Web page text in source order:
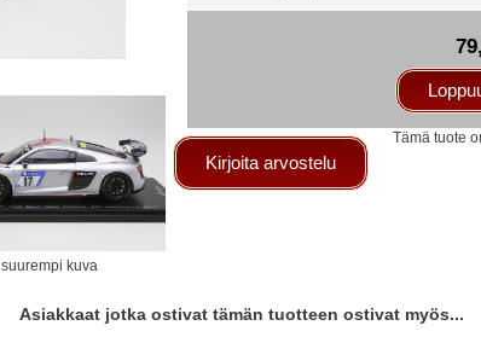
suurempi kuva
Kirjoita arvostelu
Tämä tuote
Asiakkaat jotka ostivat tämän tuotteen ostivat myös...